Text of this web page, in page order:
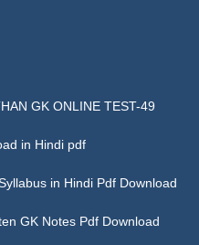
GK ONLINE TEST-49
Syllabus Download in Hindi pdf
in Hindi Pdf Download
GK Notes Pdf Download